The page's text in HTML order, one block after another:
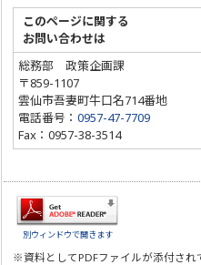
このページに関する
お問い合わせは
総務部 政策企画課
〒859-1107
雲仙市吾妻町牛口名714番地
電話番号：0957-47-7709
Fax：0957-38-3514
別ウィンドウで開きます
※資料としてPDFファイルが添付され